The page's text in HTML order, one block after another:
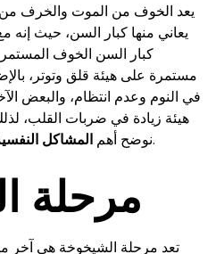
يعد الخوف من الموت والخرف من
يعاني منها كبار السن، حيث
كبار السن الخوف
مستمرة على هيئة قلق وتوتر،
في النوم وعدم انتظام، والبعض
هيئة زيادة في ضربات القلب،
نوضح أهم المشاكل .
مرحلة
تعد مرحلة الشيخوخة هي آخر